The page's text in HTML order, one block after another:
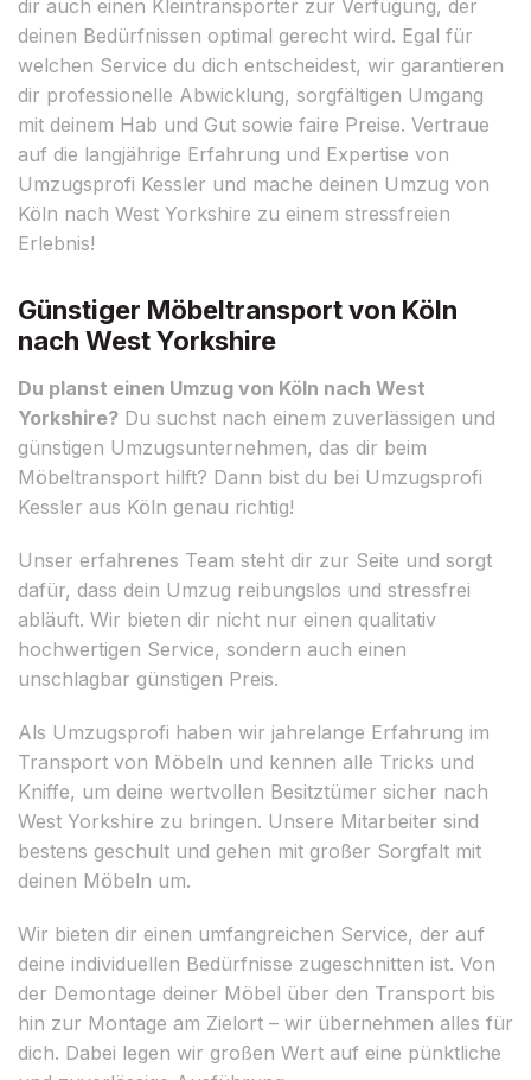
dir auch einen Kleintransporter zur Verfügung, der
deinen Bedürfnissen optimal gerecht wird. Egal für
welchen Service du dich entscheidest, wir garantieren
dir professionelle Abwicklung, sorgfältigen Umgang
mit deinem Hab und Gut sowie faire Preise. Vertraue
auf die langjährige Erfahrung und Expertise von
Umzugsprofi Kessler und mache deinen Umzug von
Köln nach West Yorkshire zu einem stressfreien
Erlebnis!
Günstiger Möbeltransport von Köln
nach West Yorkshire
Du planst einen Umzug von Köln nach West
Yorkshire? Du suchst nach einem zuverlässigen und
günstigen Umzugsunternehmen, das dir beim
Möbeltransport hilft? Dann bist du bei Umzugsprofi
Kessler aus Köln genau richtig!
Unser erfahrenes Team steht dir zur Seite und sorgt
dafür, dass dein Umzug reibungslos und stressfrei
abläuft. Wir bieten dir nicht nur einen qualitativ
hochwertigen Service, sondern auch einen
unschlagbar günstigen Preis.
Als Umzugsprofi haben wir jahrelange Erfahrung im
Transport von Möbeln und kennen alle Tricks und
Kniffe, um deine wertvollen Besitztümer sicher nach
West Yorkshire zu bringen. Unsere Mitarbeiter sind
bestens geschult und gehen mit großer Sorgfalt mit
deinen Möbeln um.
Wir bieten dir einen umfangreichen Service, der auf
deine individuellen Bedürfnisse zugeschnitten ist. Von
der Demontage deiner Möbel über den Transport bis
hin zur Montage am Zielort – wir übernehmen alles für
dich. Dabei legen wir großen Wert auf eine pünktliche